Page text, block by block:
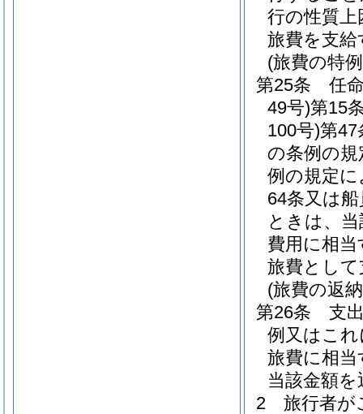
行の性質
旅費を支
(旅費の特
第25条
任
49号)第15
100号)第47
の条例の
例の規定
64条又は
ときは、
費用に相
旅費とし
(旅費の返
第26条
支
例又はこ
旅費に相
当該金額
2
旅行者が